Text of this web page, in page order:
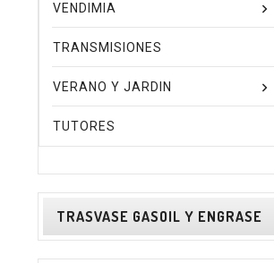
VENDIMIA
TRANSMISIONES
VERANO Y JARDIN
TUTORES
TRASVASE GASOIL Y ENGRASE